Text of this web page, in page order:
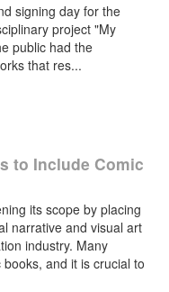
signing day for the
project "My
public had the
that res...
to Include Comic
its scope by placing
narrative and visual art
industry. Many
and it is crucial to